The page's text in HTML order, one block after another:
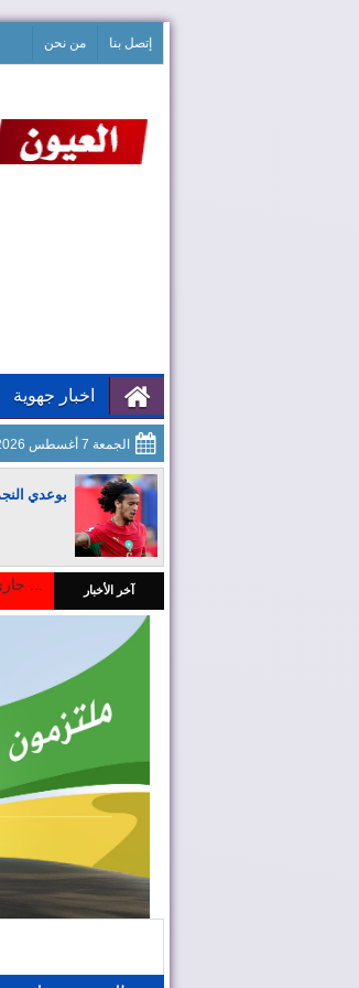
إتصل بنا من نحن
اخبار جهوية
الجمعة 7 أغسطس 2026 م - 22 صفر 1448 هـ
بوعدي
المغرب آخر الأخبار